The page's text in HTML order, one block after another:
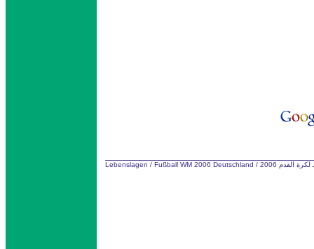
Lebenslagen / Fußball WM 2006 Deutschland / القدم 2006